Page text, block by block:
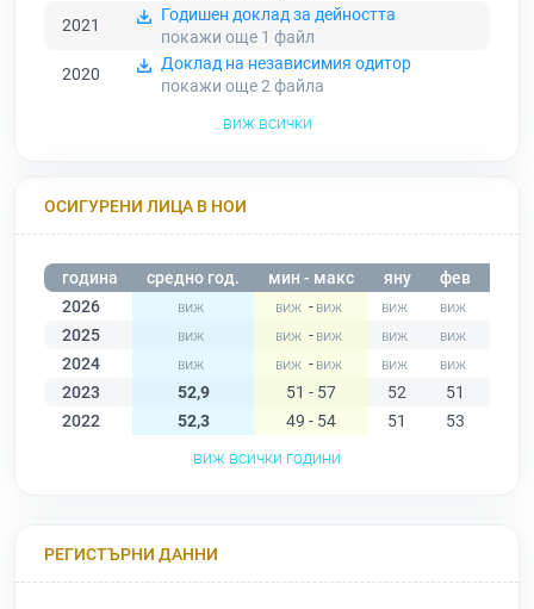
2021
Годишен доклад за дейността
покажи още 1 файл
2020
Доклад на независимия одитор
покажи още 2файла
виж всички
ОСИГУРЕНИ ЛИЦА В НОИ
година средно год. мин - макс яну фев
2026
-
2025
-
2024
-
2023
52,9 51 - 57 52 51
2022
52,3 49 - 54 51 53
виж всички години
РЕГИСТЪРНИ ДАННИ